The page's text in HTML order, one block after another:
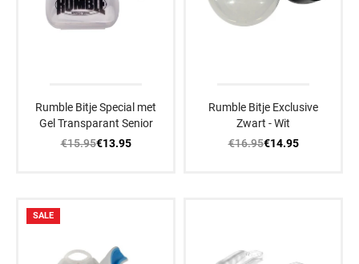
Rumble Bitje Special met
Gel Transparant Senior
€15.95€13.95
Rumble Bitje Exclusive
Zwart - Wit
€16.95€14.95
SALE